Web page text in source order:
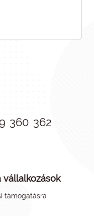
360 362
vállalkozások
támogatásra